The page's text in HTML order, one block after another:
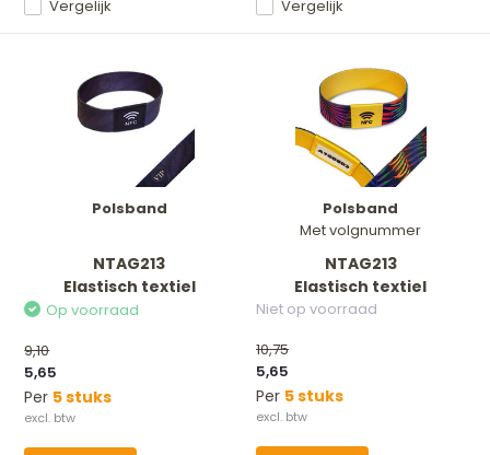
Vergelijk Vergelijk
Polsband
NTAG213
Elastisch textiel
Op voorraad
9,10
5,65
Per 5 stuks
Polsband
Met volgnummer
NTAG213
Elastisch textiel
Niet op voorraad
10,75
5,65
Per 5 stuks